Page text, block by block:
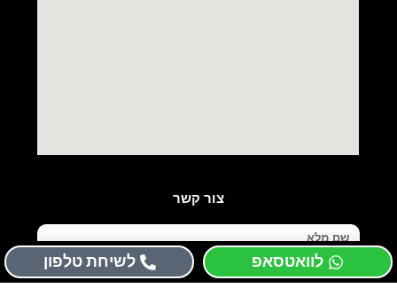
צור קשר
שם
מלא
טלפון
לוואטסאפ לשיחת טלפון